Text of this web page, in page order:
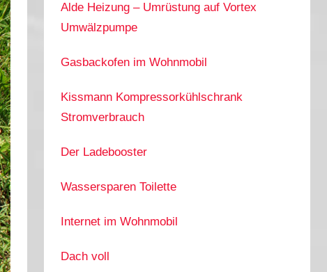
Alde Heizung – Umrüstung auf Vortex
Umwälzpumpe
Gasbackofen im Wohnmobil
Kissmann Kompressorkühlschrank
Stromverbrauch
Der Ladebooster
Wassersparen Toilette
Internet im Wohnmobil
Dach voll